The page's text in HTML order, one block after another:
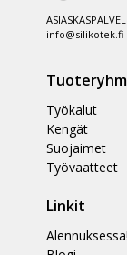
info@silikotek.fi
Työkalut
Kengät
Suojaimet
Työvaatteet
Linkit
Alennuksessa!